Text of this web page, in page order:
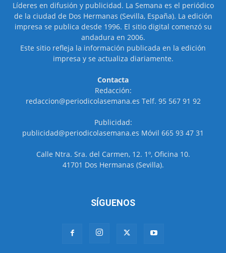
Líderes en difusión y publicidad. La Semana es el periódico
de la ciudad de Dos Hermanas (Sevilla, España). La edición
impresa se publica desde 1996. El sitio digital comenzó su
andadura en 2006.
Este sitio refleja la información publicada en la edición
impresa y se actualiza diariamente.
Contacta
Redacción:
redaccion@periodicolasemana.es Telf. 95 567 91 92
Publicidad:
publicidad@periodicolasemana.es Móvil 665 93 47 31
Calle Ntra. Sra. del Carmen, 12. 1º, Oficina 10.
41701 Dos Hermanas (Sevilla).
SÍGUENOS